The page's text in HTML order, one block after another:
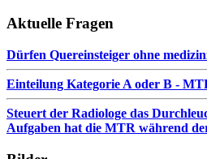
Aktuelle Fragen
Dürfen Quereinsteiger ohne
Einteilung Kategorie A oder B -
Steuert der Radiologe das
Aufgaben hat die MTR während